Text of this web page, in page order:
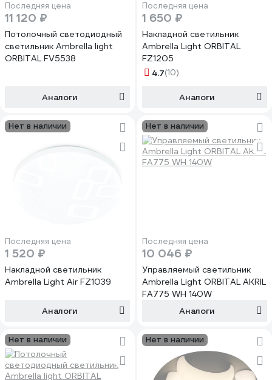
Последняя цена
11 120 ₽
Потолочный светодиодный
светильник Ambrella light
ORBITAL FV5538
Аналоги
Последняя цена
1 650 ₽
Накладной светильник
Ambrella Light ORBITAL
FZ1205
4.7(10)
Аналоги
Нет в наличии
Последняя цена
1 520 ₽
Накладной светильник
Ambrella Light Air FZ1039
Аналоги
Нет в наличии
Последняя цена
10 046 ₽
Управляемый светильник
Ambrella Light ORBITAL AKRIL
FA775 WH 140W
Аналоги
Нет в наличии Нет в наличии